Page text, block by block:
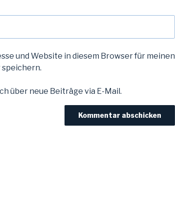
und Website in diesem Browser für meinen
über neue Beiträge via E-Mail.